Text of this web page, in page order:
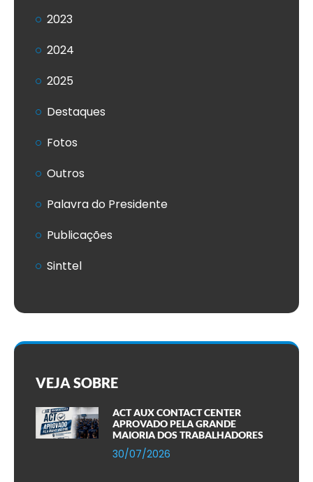
2023
2024
2025
Destaques
Fotos
Outros
Palavra do Presidente
Publicações
Sinttel
VEJA SOBRE
ACT AUX CONTACT CENTER
APROVADO PELA GRANDE
MAIORIA DOS TRABALHADORES
30/07/2026